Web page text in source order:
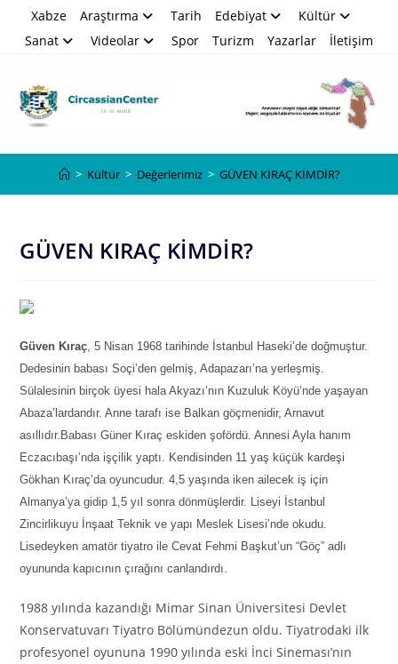
Xabze Araştırma Tarih Edebiyat
Kültür
Sanat
Videolar Spor Turizm Yazarlar İletişim
> Kültür > Değerlerimiz > GÜVEN KIRAÇ KİMDİR?
GÜVEN KIRAÇ KİMDİR?
Güven Kıraç, 5 Nisan 1968 tarihinde İstanbul Haseki’de doğmuştur.
Dedesinin babası Soçi’den gelmiş, Adapazarı’na yerleşmiş.
Sülalesinin birçok üyesi hala Akyazı’nın Kuzuluk Köyü’nde yaşayan
Abaza’lardandır. Anne tarafı ise Balkan göçmenidir, Arnavut
asıllıdır.Babası Güner Kıraç eskiden şofördü. Annesi Ayla hanım
Eczacıbaşı’nda işçilik yaptı. Kendisinden 11 yaş küçük kardeşi
Gökhan Kıraç’da oyuncudur. 4,5 yaşında iken ailecek iş için
Almanya’ya gidip 1,5 yıl sonra dönmüşlerdir. Liseyi İstanbul
Zincirlikuyu İnşaat Teknik ve yapı Meslek Lisesi’nde okudu.
Lisedeyken amatör tiyatro ile Cevat Fehmi Başkut’un “Göç” adlı
oyununda kapıcının çırağını canlandırdı.
1988 yılında kazandığı Mimar Sinan Üniversitesi Devlet
Konservatuvarı Tiyatro Bölümündezun oldu. Tiyatrodaki ilk
profesyonel oyununa 1990 yılında eski İnci Sineması’nın